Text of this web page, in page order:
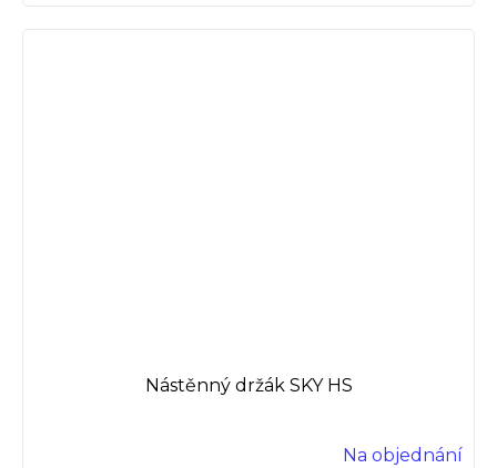
Nástěnný držák SKY HS
Na objednání